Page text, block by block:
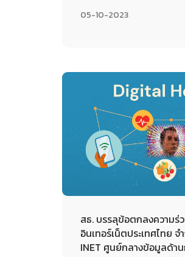
05-10-2023
สธ. บรรลุข้อตกลงความร่
อินเทอร์เน็ตประเทศไทย
INET ศูนย์กลางข้อมูลด้า